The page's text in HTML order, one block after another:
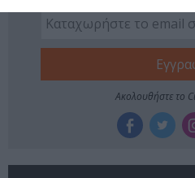
Ακολουθήστε το